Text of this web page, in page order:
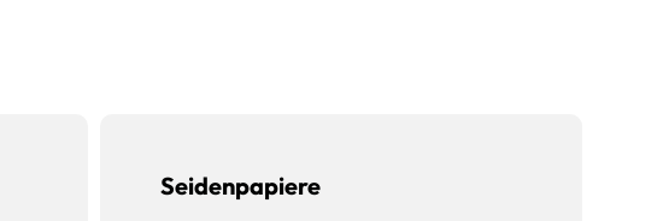
Seidenpapiere